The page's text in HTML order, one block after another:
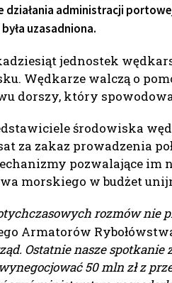
administracji
uzasadniona.
jednostek
Wędkarze walczą o
dorszy, który
środowiska
za zakaz prowadzenia
pozwalające im
morskiego w budżet
rozmów nie
Armatorów
Ostatnie nasze
50 mln zł z